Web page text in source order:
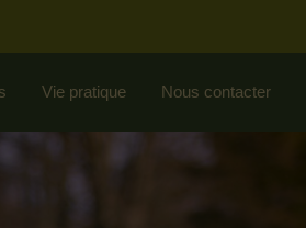
Vie pratique Nous contacter